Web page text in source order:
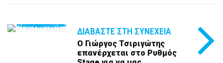
ΔΙΑΒΆΣΤΕ ΣΤΗ ΣΥΝΈΧΕΙΑ
Ο Γιώργος Τσιριγώτης
επανέρχεται στο Ρυθμός